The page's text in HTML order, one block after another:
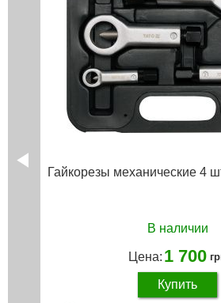
Гайкорезы механические 4
В наличии
Цена: 1 700
Купить